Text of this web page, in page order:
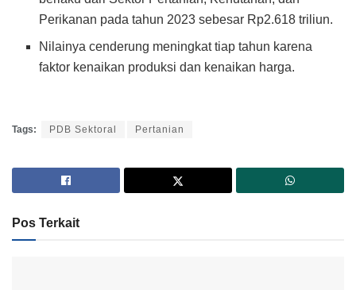
Perikanan pada tahun 2023 sebesar Rp2.618 triliun.
Nilainya cenderung meningkat tiap tahun karena
faktor kenaikan produksi dan kenaikan harga.
Tags: PDB Sektoral Pertanian
Pos Terkait